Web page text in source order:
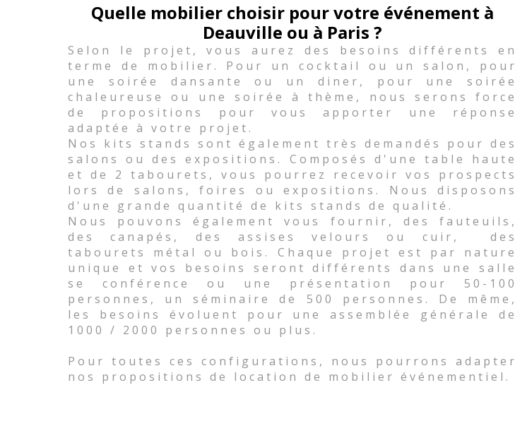
Quelle mobilier choisir pour votre événement à
Deauville ou à Paris ?
Selon le projet, vous aurez des besoins différents en
terme de mobilier. Pour un cocktail ou un salon, pour
une soirée dansante ou un diner, pour une soirée
chaleureuse ou une soirée à thème, nous serons force
de propositions pour vous apporter une réponse
adaptée à votre projet.
Nos kits stands sont également très demandés pour des
salons ou des expositions. Composés d'une table haute
et de 2 tabourets, vous pourrez recevoir vos prospects
lors de salons, foires ou expositions. Nous disposons
d'une grande quantité de kits stands de qualité.
Nous pouvons également vous fournir, des fauteuils,
des canapés, des assises velours ou cuir, des
tabourets métal ou bois. Chaque projet est par nature
unique et vos besoins seront différents dans une salle
se conférence ou une présentation pour 50-100
personnes, un séminaire de 500 personnes. De même,
les besoins évoluent pour une assemblée générale de
1000 / 2000 personnes ou plus.
Pour toutes ces configurations, nous pourrons adapter
nos propositions de location de mobilier événementiel.